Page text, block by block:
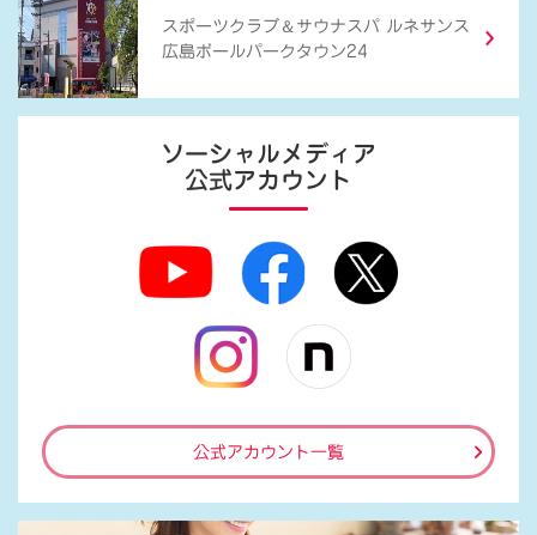
スポーツクラブ ＆ サウナスパ ルネサンス
広島ボールパークタウン24
ソーシャルメディア
公式アカウント
公式アカウント一覧